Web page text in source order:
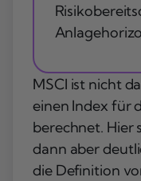
MSCI ist nicht
einen Index für
berechnet. Hier
dann aber
die Definition